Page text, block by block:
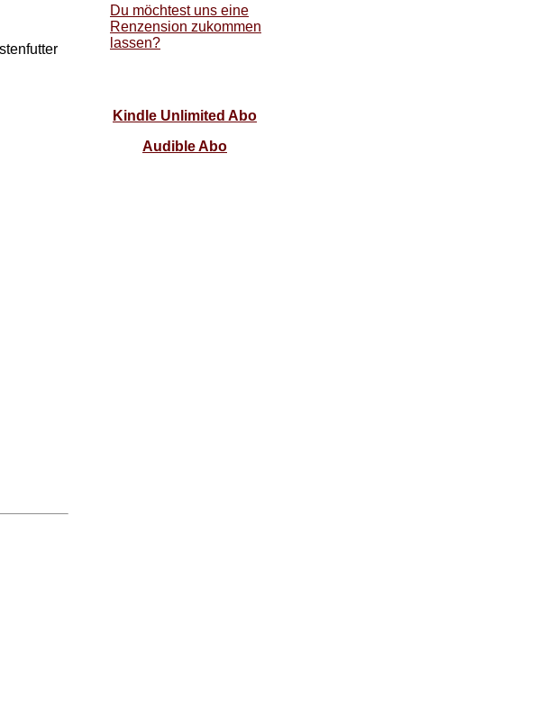
Du möchtest uns eine
Renzension zukommen
lassen?
Kindle Unlimited Abo
Audible Abo